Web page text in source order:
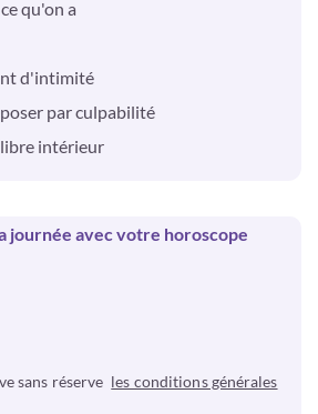
qu'on a
d'intimité
par culpabilité
intérieur
journée avec votre horoscope
sans réserve les conditions générales